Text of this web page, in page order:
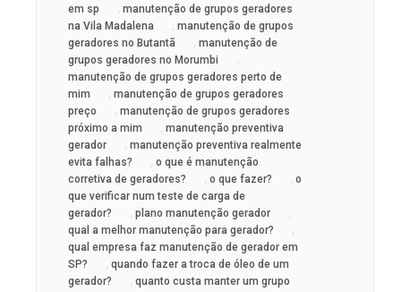
em sp
manutenção de grupos geradores
na Vila Madalena
manutenção de grupos
geradores no Butantã
manutenção de
grupos geradores no Morumbi
manutenção de grupos geradores perto de
mim
manutenção de grupos geradores
preço
manutenção de grupos geradores
próximo a mim
manutenção preventiva
gerador
manutenção preventiva realmente
evita falhas?
o que é manutenção
corretiva de geradores?
o que fazer?
o
que verificar num teste de carga de
gerador?
plano manutenção gerador
qual a melhor manutenção para gerador?
qual empresa faz manutenção de gerador em
SP?
quando fazer a troca de óleo de um
gerador?
quanto custa manter um grupo